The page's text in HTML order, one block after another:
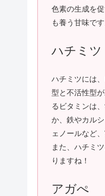
色素の生成を
も養う甘味です
ハチミツ
ハチミツには
型と不活性型
るビタミンは
か、鉄やカル
ェノールなど
また、ハチミ
りますね！
アガぺ